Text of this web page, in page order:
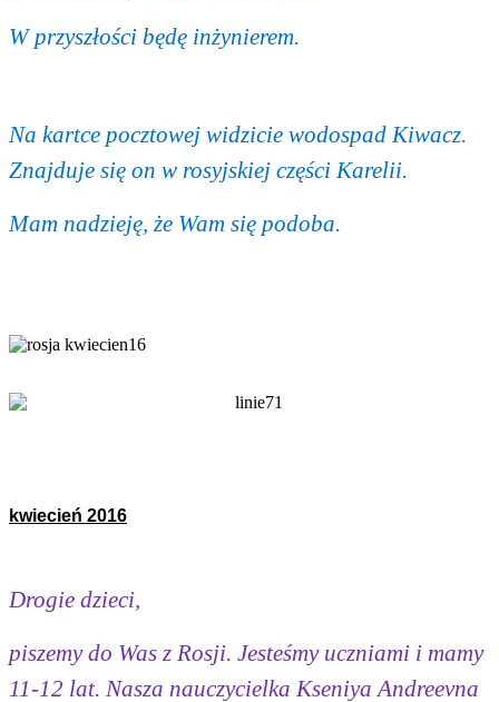
W przyszłości będę inżynierem.
Na kartce pocztowej widzicie wodospad Kiwacz.
Znajduje się on w rosyjskiej części Karelii.
Mam nadzieję, że Wam się podoba.
kwiecień 2016
Drogie dzieci,
piszemy do Was z Rosji. Jesteśmy uczniami i mamy
11-12 lat. Nasza nauczycielka Kseniya Andreevna